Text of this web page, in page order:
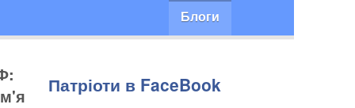
Блоги
Патріоти в FaceBook